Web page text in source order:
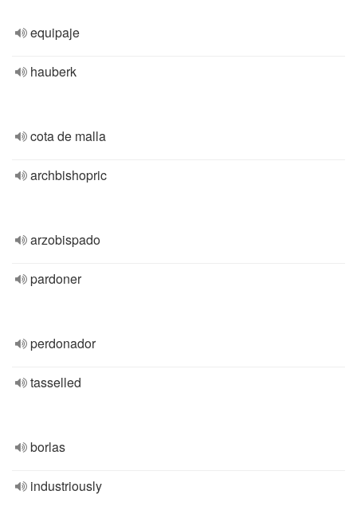
equipaje
hauberk
cota de malla
archbishopric
arzobispado
pardoner
perdonador
tasselled
borlas
industriously